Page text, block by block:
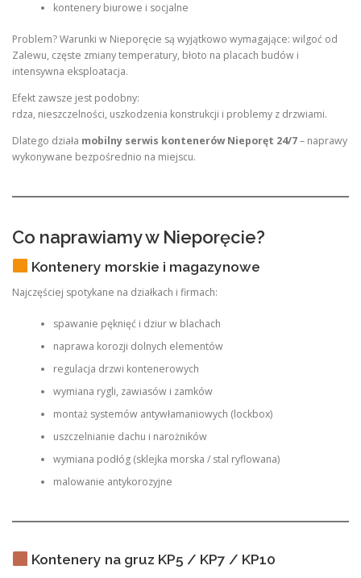
kontenery biurowe i socjalne
Problem? Warunki w Nieporęcie są wyjątkowo wymagające: wilgoć od
Zalewu, częste zmiany temperatury, błoto na placach budów i
intensywna eksploatacja.
Efekt zawsze jest podobny:
rdza, nieszczelności, uszkodzenia konstrukcji i problemy z drzwiami.
Dlatego działa mobilny serwis kontenerów Nieporęt 24/7– naprawy
wykonywane bezpośrednio na miejscu.
Co naprawiamy w Nieporęcie?
Kontenery morskie i magazynowe
Najczęściej spotykane na działkach i firmach:
spawanie pęknięć i dziur w blachach
naprawa korozji dolnych elementów
regulacja drzwi kontenerowych
wymiana rygli, zawiasów i zamków
montaż systemów antywłamaniowych (lockbox)
uszczelnianie dachu i narożników
wymiana podłóg (sklejka morska / stal ryflowana)
malowanie antykorozyjne
Kontenery na gruz KP5 / KP7 / KP10